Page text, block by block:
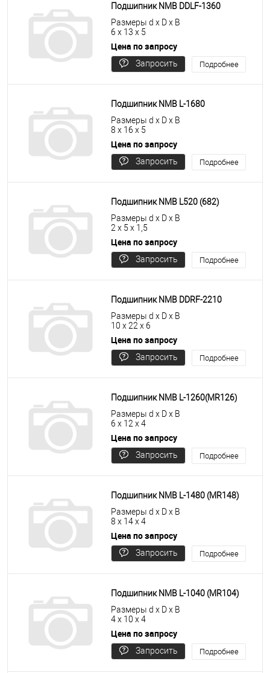
Подшипник NMB DDLF-1360
Размеры d x D x B
6 x 13 x 5
Цена по запросу
Запросить
Подробнее
Подшипник NMB L-1680
Размеры d x D x B
8 x 16 x 5
Цена по запросу
Запросить
Подробнее
Подшипник NMB L520 (682)
Размеры d x D x B
2 x 5 x 1,5
Цена по запросу
Запросить
Подробнее
Подшипник NMB DDRF-2210
Размеры d x D x B
10 x 22 x 6
Цена по запросу
Запросить
Подробнее
Подшипник NMB L-1260(MR126)
Размеры d x D x B
6 x 12 x 4
Цена по запросу
Запросить
Подробнее
Подшипник NMB L-1480 (MR148)
Размеры d x D x B
8 x 14 x 4
Цена по запросу
Запросить
Подробнее
Подшипник NMB L-1040 (MR104)
Размеры d x D x B
4 x 10 x 4
Цена по запросу
Запросить
Подробнее